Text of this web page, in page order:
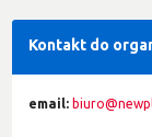
Kontakt do
email: